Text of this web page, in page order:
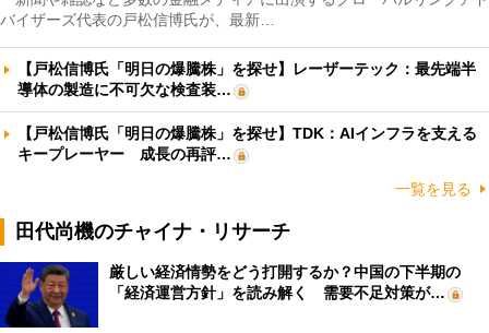
バイザーズ代表の戸松信博氏が、最新…
【戸松信博氏「明日の爆騰株」を探せ】レーザーテック：最先端半
導体の製造に不可欠な検査装…
【戸松信博氏「明日の爆騰株」を探せ】TDK：AIインフラを支える
キープレーヤー 成長の再評…
一覧を見る
田代尚機のチャイナ・リサーチ
厳しい経済情勢をどう打開するか？中国の下半期の
「経済運営方針」を読み解く 需要不足対策が…